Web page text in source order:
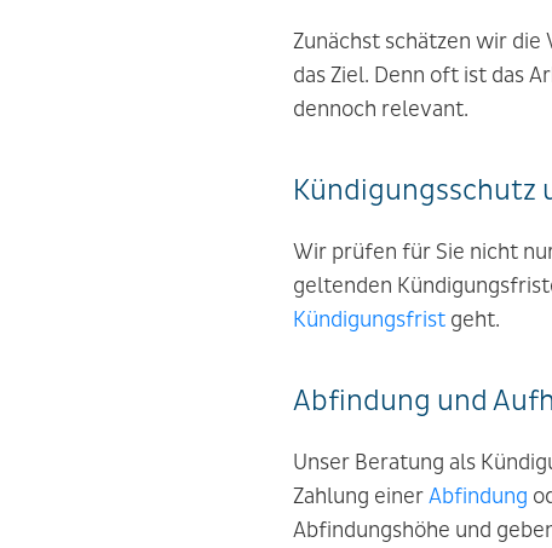
Zunächst schätzen wir
das Ziel. Denn oft ist das
dennoch relevant.
Kündigungsschutz
Wir prüfen für Sie nicht
geltenden
Kündigungsfrist geht.
Abfindung und
Unser Beratung als
Zahlung einerAbfindung
Abfindungshöhe und